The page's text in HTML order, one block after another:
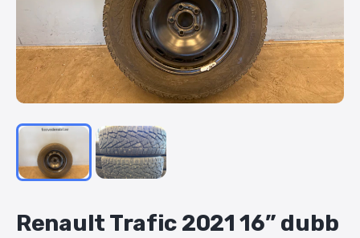
Renault Trafic 2021 16” dubb